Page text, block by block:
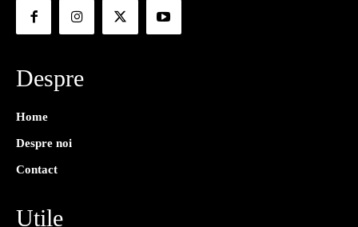
Despre
Home
Despre noi
Contact
Utile